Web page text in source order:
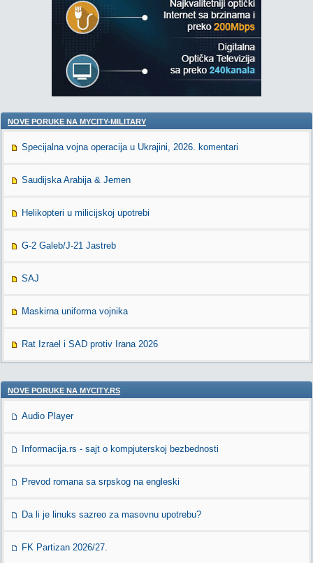
NOVE PORUKE NA MYCITY-MILITARY
Specijalna vojna operacija u Ukrajini, 2026. komentari
Saudijska Arabija & Jemen
Helikopteri u milicijskoj upotrebi
G-2 Galeb/J-21 Jastreb
SAJ
Maskirna uniforma vojnika
Rat Izrael i SAD protiv Irana 2026
NOVE PORUKE NA MYCITY.RS
Audio Player
Informacija.rs - sajt o kompjuterskoj bezbednosti
Prevod romana sa srpskog na engleski
Da li je linuks sazreo za masovnu upotrebu?
FK Partizan 2026/27.